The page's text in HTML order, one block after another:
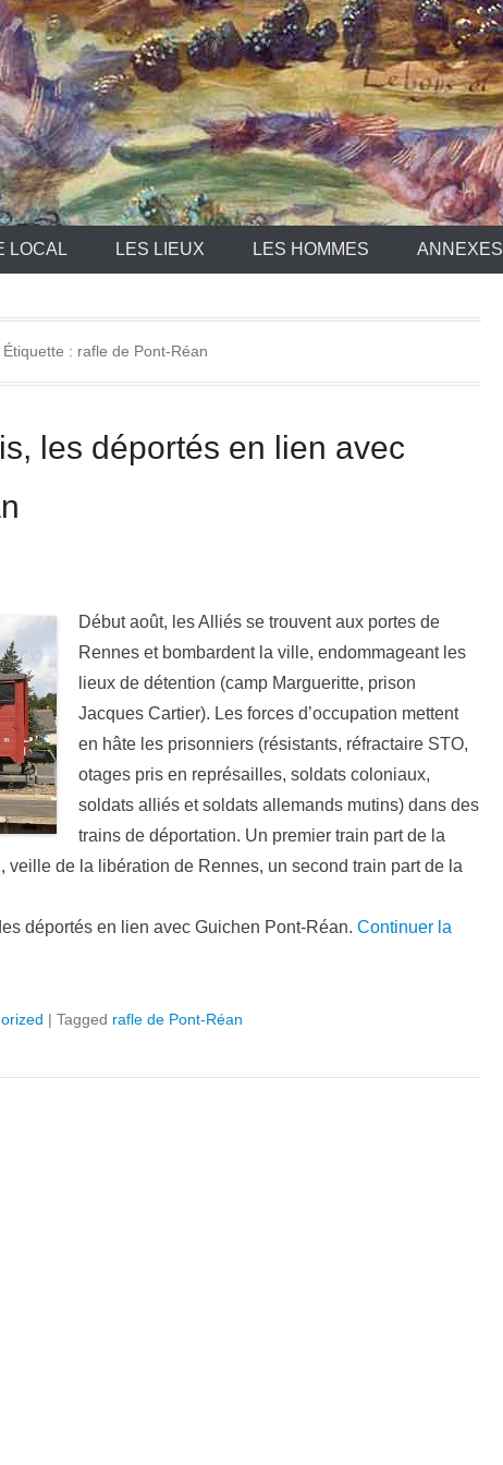
LOCAL LES LIEUX LES HOMMES ANNEXES
Étiquette : rafle de Pont-Réan
les déportés en lien avec
Début août, les Alliés se trouvent aux portes de
Rennes et bombardent la ville, endommageant les
lieux de détention (camp Margueritte, prison
Jacques Cartier). Les forces d’occupation mettent
en hâte les prisonniers (résistants, réfractaire STO,
otages pris en représailles, soldats coloniaux,
soldats alliés et soldats allemands mutins) dans des
trains de déportation. Un premier train part de la
veille de la libération de Rennes, un second train part de la
déportés en lien avec Guichen Pont-Réan. Continuer la
| Tagged rafle de Pont-Réan